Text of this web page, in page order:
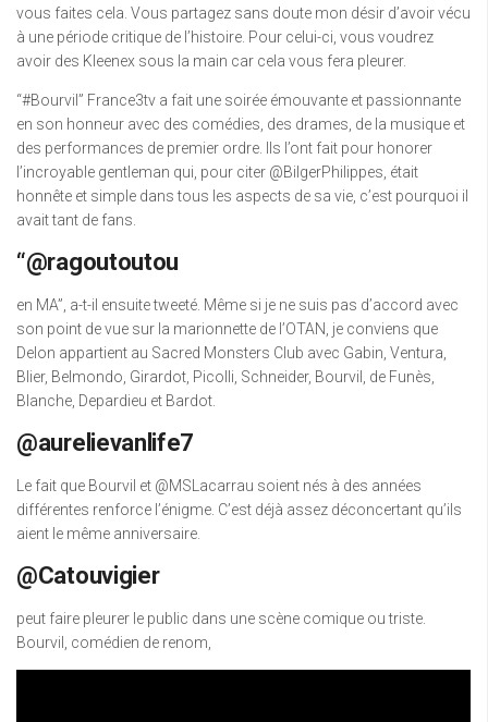
vous faites cela. Vous partagez sans doute mon désir d’avoir vécu
à une période critique de l’histoire. Pour celui-ci, vous voudrez
avoir des Kleenex sous la main car cela vous fera pleurer.
“#Bourvil” France3tv a fait une soirée émouvante et passionnante
en son honneur avec des comédies, des drames, de la musique et
des performances de premier ordre. Ils l’ont fait pour honorer
l’incroyable gentleman qui, pour citer @BilgerPhilippes, était
honnête et simple dans tous les aspects de sa vie, c’est pourquoi il
avait tant de fans.
“@ragoutoutou
en MA”, a-t-il ensuite tweeté. Même si je ne suis pas d’accord avec
son point de vue sur la marionnette de l’OTAN, je conviens que
Delon appartient au Sacred Monsters Club avec Gabin, Ventura,
Blier, Belmondo, Girardot, Picolli, Schneider, Bourvil, de Funès,
Blanche, Depardieu et Bardot.
@aurelievanlife7
Le fait que Bourvil et @MSLacarrau soient nés à des années
différentes renforce l’énigme. C’est déjà assez déconcertant qu’ils
aient le même anniversaire.
@Catouvigier
peut faire pleurer le public dans une scène comique ou triste.
Bourvil, comédien de renom,